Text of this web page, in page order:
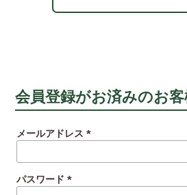
会員登録がお済みのお
メールアドレス
須)
パスワード